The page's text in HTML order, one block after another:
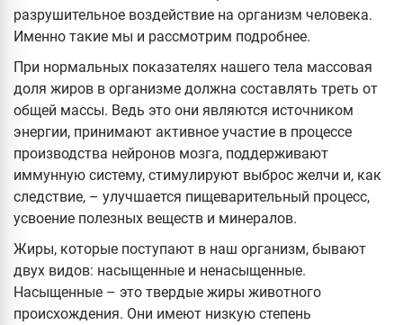
разрушительное воздействие на организм человека.
Именно такие мы и рассмотрим подробнее.
При нормальных показателях нашего тела массовая
доля жиров в организме должна составлять треть от
общей массы. Ведь это они являются источником
энергии, принимают активное участие в процессе
производства нейронов мозга, поддерживают
иммунную систему, стимулируют выброс желчи и, как
следствие, – улучшается пищеварительный процесс,
усвоение полезных веществ и минералов.
Жиры, которые поступают в наш организм, бывают
двух видов: насыщенные и ненасыщенные.
Насыщенные – это твердые жиры животного
происхождения. Они имеют низкую степень